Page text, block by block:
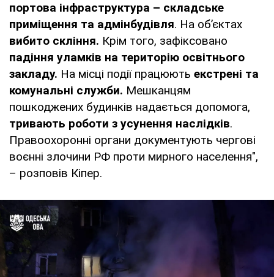
портова інфраструктура – складське
приміщення та адмінбудівля. На обʼєктах
вибито скління. Крім того, зафіксовано
падіння уламків на територію освітнього
закладу. На місці події працюють екстрені та
комунальні служби. Мешканцям
пошкоджених будинків надається допомога,
тривають роботи з усунення наслідків.
Правоохоронні органи документують чергові
воєнні злочини РФ проти мирного населення",
– розповів Кіпер.